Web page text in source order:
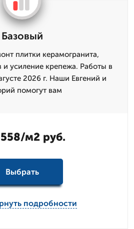
Базовый
плитки керамогранита,
и усиление крепежа. Работы в
2026 г. Наши Евгений и
помогут вам
м2 руб.
Выбрать
подробности